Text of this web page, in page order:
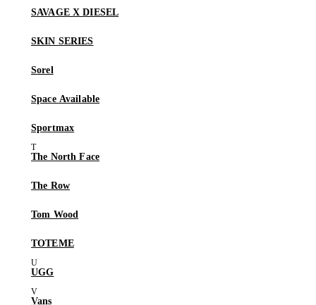
SAVAGE X DIESEL
SKIN SERIES
Sorel
Space Available
Sportmax
The North Face
The Row
Tom Wood
TOTEME
UGG
Vans